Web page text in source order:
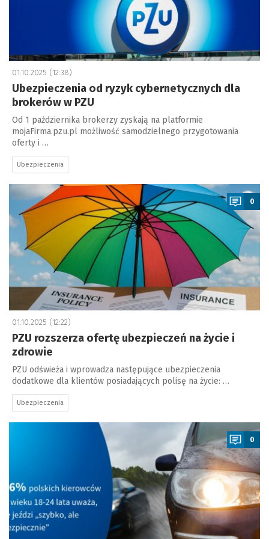
01.10.2025 (12:38)
Ubezpieczenia od ryzyk cybernetycznych dla
brokerów w PZU
Od 1 października brokerzy zyskają na platformie
mojaFirma.pzu.pl możliwość samodzielnego przygotowania
oferty i …
Ubezpieczenia
a
0
01.10.2025 (12:22)
PZU rozszerza ofertę ubezpieczeń na życie i
zdrowie
PZU odświeża i wprowadza następujące ubezpieczenia
dodatkowe dla klientów posiadających polisę na życie: …
Ubezpieczenia
a
0